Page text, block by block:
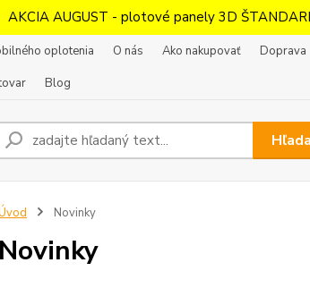
AKCIA AUGUST - plotové panely 3D
oplotenia O nás Ako nakupovať Doprava
Blog
Novinky
Novinky